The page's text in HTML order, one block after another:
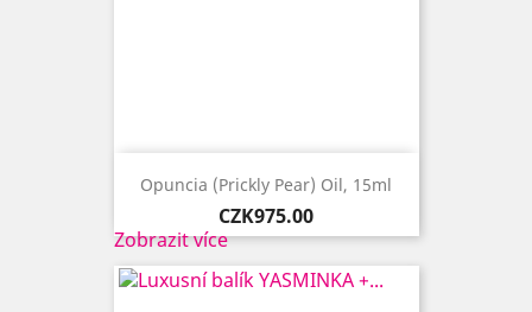
Opuncia (Prickly Pear) Oil, 15ml
Price
CZK975.00
Zobrazit více